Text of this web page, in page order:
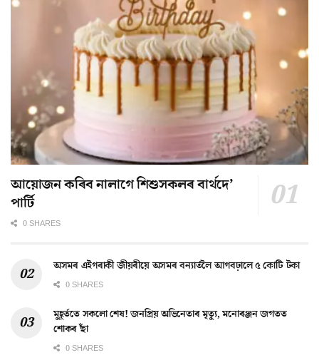
আয়োজন কৰিব নালাগে শিশুসকলৰ বাৰ্থদে’
পাৰ্টি
0 SHARES
অসমৰ এইগৰাকী জীয়ৰীয়ে অসমৰ বন্যাৰ্তলৈ আগবঢ়ালে ৫ কোটি টকা
0 SHARES
মুহূৰ্ততে সকলো শেষ! জনপ্ৰিয় অভিনেতাৰ মৃত্যু, মনোৰঞ্জন জগতত
শোকৰ ছাঁ
0 SHARES